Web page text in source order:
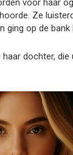
voor haar
Ze
ging op de bank
dochter, die